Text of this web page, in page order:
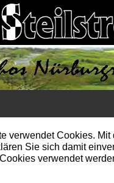
verwendet Cookies. Mit
Sie sich damit
Cookies verwendet